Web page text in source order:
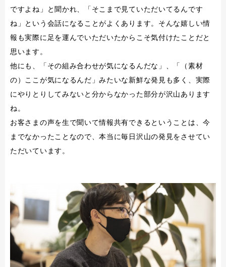
ですよね」と聞かれ、「そこまで見ていただいてるんです
ね」という会話になることがよくあります。そんな嬉しい情
報も実際に足を運んでいただいたからこそ気付けたことだと
思います。
他にも、「その組み合わせが気になるんだな」、「（素材
の）ここが気になるんだ」みたいな新鮮な発見も多く、実際
にやりとりしてみないと分からなかった部分が沢山あります
ね。
お客さまの声を生で聞いて情報共有できるということは、今
までなかったことなので、本当に毎日沢山の発見をさせてい
ただいています。